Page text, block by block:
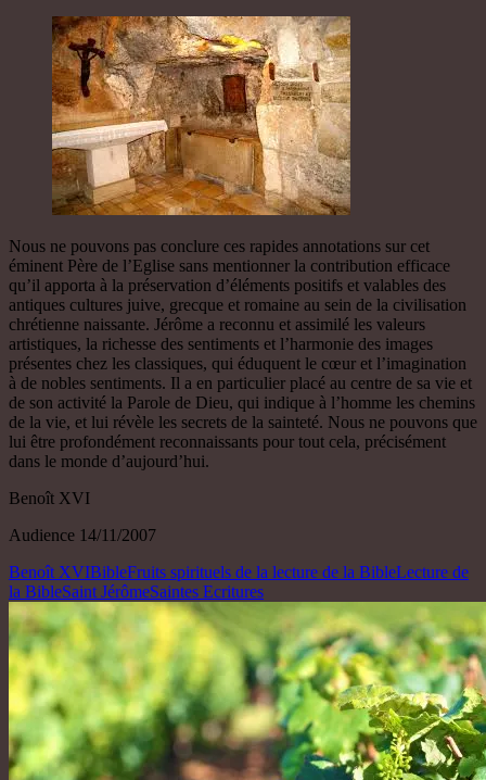
Nous ne pouvons pas conclure ces rapides annotations sur cet
éminent Père de l’Eglise sans mentionner la contribution efficace
qu’il apporta à la préservation d’éléments positifs et valables des
antiques cultures juive, grecque et romaine au sein de la civilisation
chrétienne naissante. Jérôme a reconnu et assimilé les valeurs
artistiques, la richesse des sentiments et l’harmonie des images
présentes chez les classiques, qui éduquent le cœur et l’imagination
à de nobles sentiments. Il a en particulier placé au centre de sa vie et
de son activité la Parole de Dieu, qui indique à l’homme les chemins
de la vie, et lui révèle les secrets de la sainteté. Nous ne pouvons que
lui être profondément reconnaissants pour tout cela, précisément
dans le monde d’aujourd’hui.
Benoît XVI
Audience 14/11/2007
Benoît XVIBibleFruits spirituels de la lecture de la BibleLecture de
la BibleSaint JérômeSaintes Ecritures